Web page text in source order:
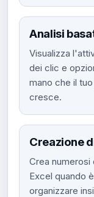
Analisi
Visualizza
dei clic e
mano che il
cresce.
Creazione
Crea
Excel quando
organizzare